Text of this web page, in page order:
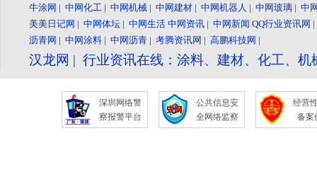
牛涂网 | 中网化工 | 中网机械 | 中网建材 | 中网机器人 | 中网玻璃 | 中
美美日记网 | 中网体坛 | 中网生活 中网资讯 | 中网新闻 QQ行业资讯网
沥青网 | 中网涂料 | 中网沥青 | 考腾资讯网 | 高鹏科技网 |
汉龙网 | 行业资讯在线：涂料、建材、化工、
深圳网络警
察报警平台
公共信息安
全网络监察
经营
备案